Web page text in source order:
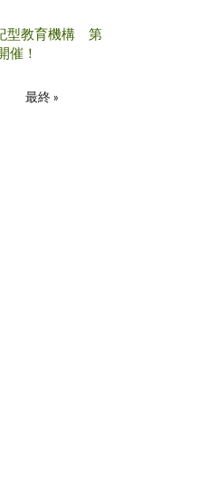
型教育機構 第
催！
最終 »